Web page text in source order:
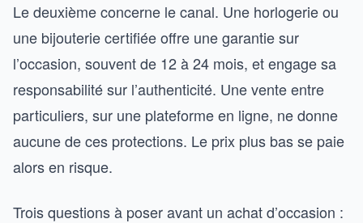
Le deuxième concerne le canal. Une horlogerie ou
une bijouterie certifiée offre une garantie sur
l’occasion, souvent de 12 à 24 mois, et engage sa
responsabilité sur l’authenticité. Une vente entre
particuliers, sur une plateforme en ligne, ne donne
aucune de ces protections. Le prix plus bas se paie
alors en risque.
Trois questions à poser avant un achat d’occasion :